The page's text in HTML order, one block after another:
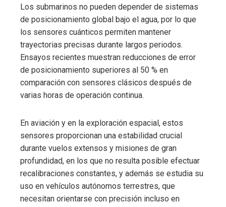
Los submarinos no pueden depender de sistemas
de posicionamiento global bajo el agua, por lo que
los sensores cuánticos permiten mantener
trayectorias precisas durante largos periodos.
Ensayos recientes muestran reducciones de error
de posicionamiento superiores al 50 % en
comparación con sensores clásicos después de
varias horas de operación continua.
En aviación y en la exploración espacial, estos
sensores proporcionan una estabilidad crucial
durante vuelos extensos y misiones de gran
profundidad, en los que no resulta posible efectuar
recalibraciones constantes, y además se estudia su
uso en vehículos autónomos terrestres, que
necesitan orientarse con precisión incluso en